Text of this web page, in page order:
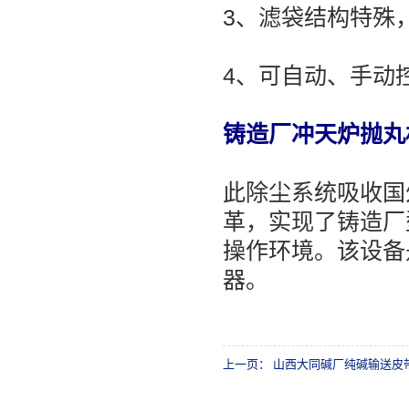
3、滤袋结构特殊
4、可自动、手动
铸造厂冲天炉抛
此除尘系统吸收
革，实现了铸造
操作环境。该设
器。
上一页： 山西大同碱厂纯碱输送皮